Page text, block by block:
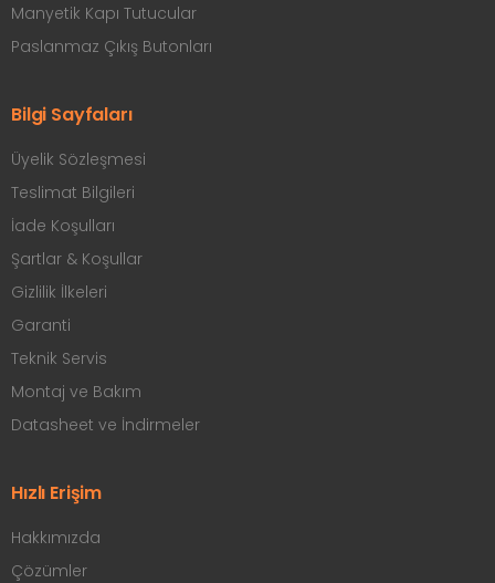
Manyetik Kapı Tutucular
Paslanmaz Çıkış Butonları
Bilgi Sayfaları
Üyelik Sözleşmesi
Teslimat Bilgileri
İade Koşulları
Şartlar & Koşullar
Gizlilik İlkeleri
Garanti
Teknik Servis
Montaj ve Bakım
Datasheet ve İndirmeler
Hızlı Erişim
Hakkımızda
Çözümler